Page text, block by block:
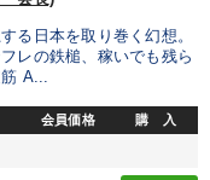
る日本を取り巻く幻想。
レの鉄槌、稼いでも残ら
A...
会員価格 購 入